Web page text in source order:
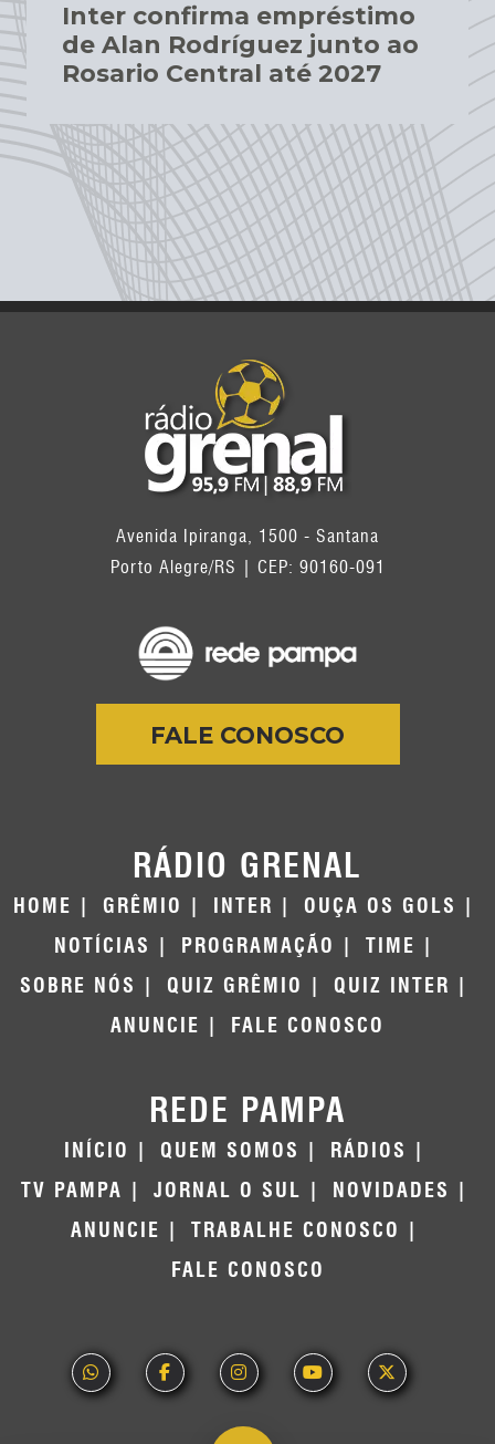
Inter confirma empréstimo
de Alan Rodríguez junto ao
Rosario Central até 2027
Avenida Ipiranga, 1500 - Santana
Porto Alegre/RS | CEP: 90160-091
FALE CONOSCO
RÁDIO GRENAL
HOME GRÊMIO INTER
OUÇA OS GOLS
NOTÍCIAS
PROGRAMAÇÃO
TIME
SOBRE NÓS
QUIZ GRÊMIO
QUIZ INTER
ANUNCIE
FALE CONOSCO
REDE PAMPA
INÍCIO QUEM SOMOS
RÁDIOS
TV PAMPA
JORNAL O SUL
NOVIDADES
ANUNCIE
TRABALHE CONOSCO
FALE CONOSCO